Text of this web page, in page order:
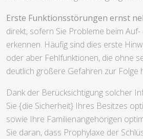
Erste Funktionsstörungen ernst
direkt, sofern Sie Probleme beim
erkennen. Häufig sind dies erste
oder aber Fehlfunktionen, die ohne
deutlich größere Gefahren zur Folge
Dank der Berücksichtigung solcher
Sie {die Sicherheit} Ihres Besitzes
sowie Ihre Familienangehörigen
Sie daran, dass Prophylaxe der